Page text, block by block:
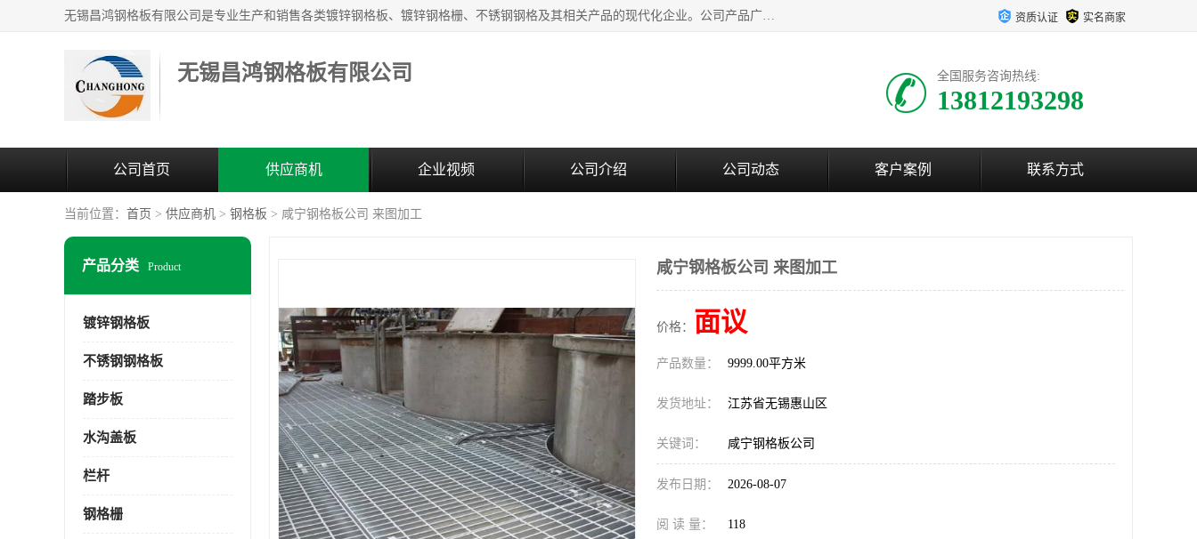
无锡昌鸿钢格板有限公司是专业生产和销售各类镀锌钢格板、镀锌钢格栅、不锈钢钢格及其相关产品的现代化企业。公司产品广泛运用于石油、化工、港口、电力、运输、造纸、医药、钢铁、食品、市政、房地产、制造业等各个领域。 资质认证 实名商家
无锡昌鸿钢格板有限公司 全国服务咨询热线:
13812193298
公司首页 供应商机 企业视频 公司介绍 公司动态 客户案例 联系方式
当前位置： 首页 > 供应商机 > 钢格板 > 咸宁钢格板公司 来图加工
产品分类 Product
镀锌钢格板
不锈钢钢格板
踏步板
水沟盖板
栏杆
钢格栅
咸宁钢格板公司 来图加工
价格： 面议
产品数量： 9999.00平方米
发货地址： 江苏省无锡惠山区
关键词： 咸宁钢格板公司
发布日期： 2026-08-07
阅 读 量： 118